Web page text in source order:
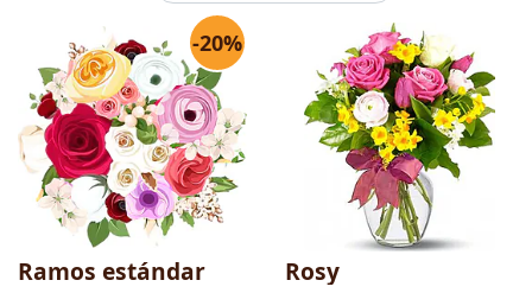
Flores -20%
Ramos estándar Rosy